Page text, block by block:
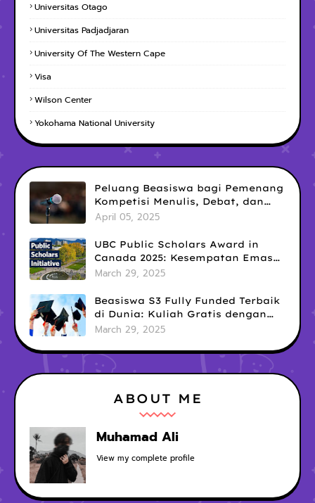
Universitas Otago
Universitas Padjadjaran
University Of The Western Cape
Visa
Wilson Center
Yokohama National University
Peluang Beasiswa bagi Pemenang
Kompetisi Menulis, Debat, dan
Public Speaking: Kesempatan
April 05, 2025
UBC Public Scholars Award in
Canada 2025: Kesempatan Emas
untuk Meraih Pendanaan
March 29, 2025
Beasiswa S3 Fully Funded Terbaik
di Dunia: Kuliah Gratis dengan
Tunjangan Hidup Mewah!
March 29, 2025
ABOUT ME
Muhamad Ali
View my complete profile